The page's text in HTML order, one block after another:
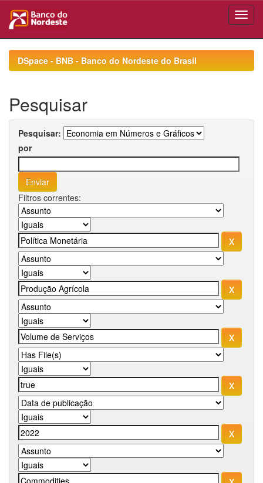
navigationDSpace - BNB - Banco do Nordeste do Brasil
Pesquisar
Pesquisar:
por
Filtros correntes: